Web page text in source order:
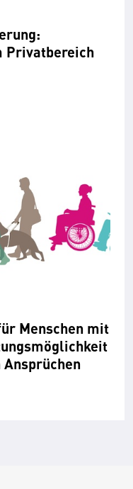
Privatbereich
Menschen mit